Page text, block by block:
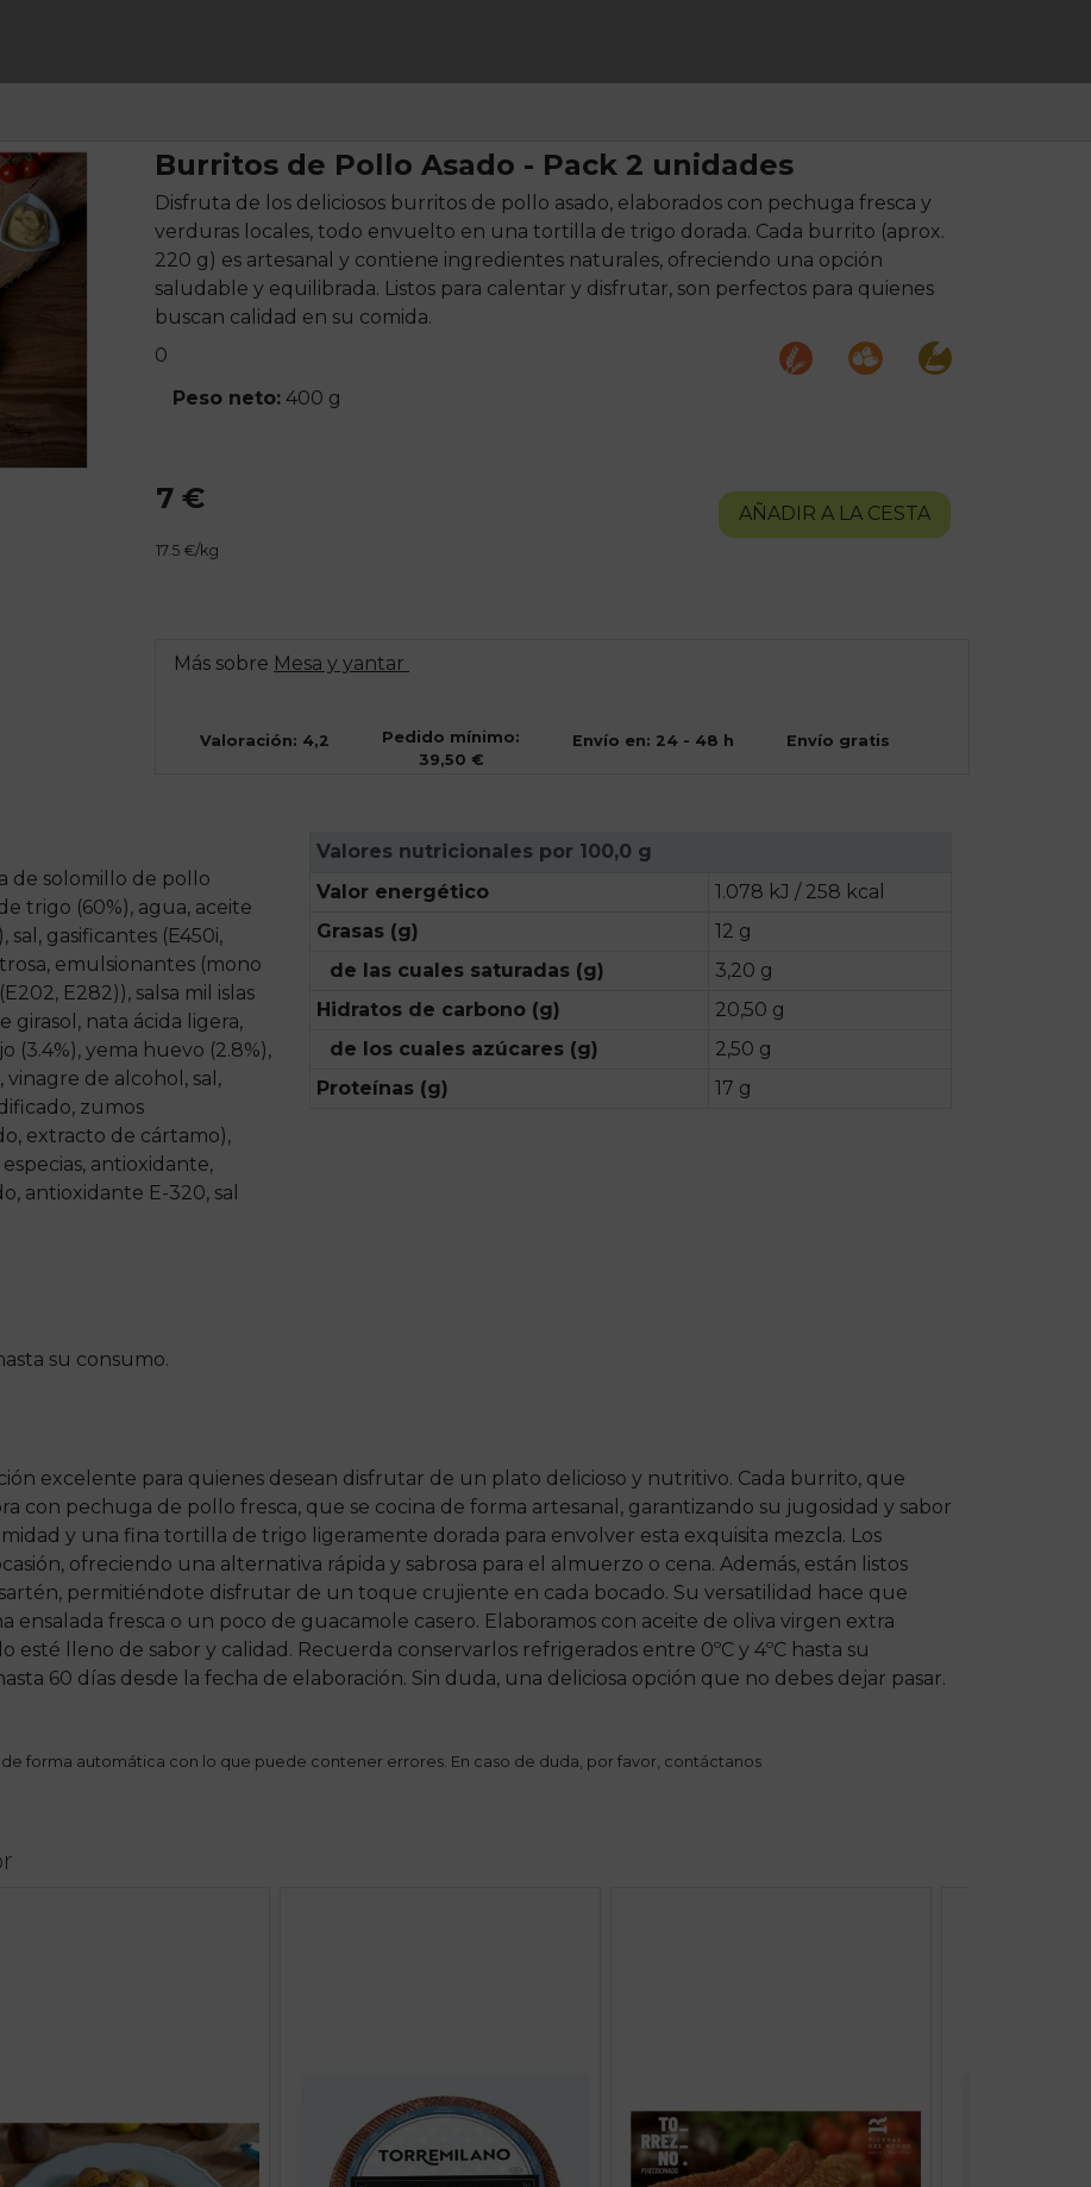
Burritos de Pollo Asado - Pack 2 unidades
Disfruta de los deliciosos burritos de pollo asado, elaborados con pechuga fresca y
verduras locales, todo envuelto en una tortilla de trigo dorada. Cada burrito (aprox.
220 g) es artesanal y contiene ingredientes naturales, ofreciendo una opción
saludable y equilibrada. Listos para calentar y disfrutar, son perfectos para quienes
buscan calidad en su comida.
0
Peso neto: 400 g
7 €
17.5 €/kg
AÑADIR A LA CESTA
Más sobre Mesa y yantar
Valoración: 4,2
Pedido mínimo:
39,50 €
Envío en: 24 - 48 h Envío gratis
de solomillo de pollo
trigo (60%), agua, aceite
sal, gasificantes (E450i,
emulsionantes (mono
E282)), salsa mil islas
girasol, nata ácida ligera,
(3.4%), yema huevo (2.8%),
vinagre de alcohol, sal,
zumos
extracto de cártamo),
antioxidante,
antioxidante E-320, sal
Valores nutricionales por 100,0 g
Valor energético
1.078 kJ / 258 kcal
Grasas (g)
12 g
de las cuales saturadas (g)
3,20 g
Hidratos de carbono (g)
20,50 g
de los cuales azúcares (g)
2,50 g
Proteínas (g)
17 g
su consumo.
excelente para quienes desean disfrutar de un plato delicioso y nutritivo. Cada burrito, que
con pechuga de pollo fresca, que se cocina de forma artesanal, garantizando su jugosidad y sabor
y una fina tortilla de trigo ligeramente dorada para envolver esta exquisita mezcla. Los
ofreciendo una alternativa rápida y sabrosa para el almuerzo o cena. Además, están listos
permitiéndote disfrutar de un toque crujiente en cada bocado. Su versatilidad hace que
ensalada fresca o un poco de guacamole casero. Elaboramos con aceite de oliva virgen extra
esté lleno de sabor y calidad. Recuerda conservarlos refrigerados entre 0ºC y 4ºC hasta su
60 días desde la fecha de elaboración. Sin duda, una deliciosa opción que no debes dejar pasar.
forma automática con lo que puede contener errores. En caso de duda, por favor, contáctanos